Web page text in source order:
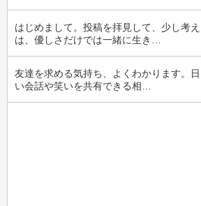
はじめまして。投稿を拝見して、少し考
は、優しさだけでは一緒に生き…
友達を求める気持ち、よくわかります。
い会話や笑いを共有できる相…